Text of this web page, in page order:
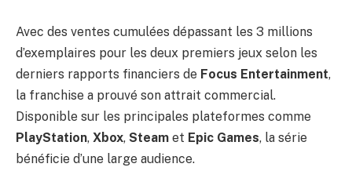
Avec des ventes cumulées dépassant les 3 millions
d’exemplaires pour les deux premiers jeux selon les
derniers rapports financiers de Focus Entertainment,
la franchise a prouvé son attrait commercial.
Disponible sur les principales plateformes comme
PlayStation, Xbox, Steam et Epic Games, la série
bénéficie d’une large audience.